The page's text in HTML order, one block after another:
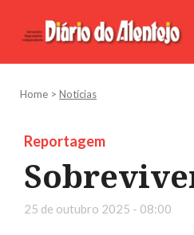
Home > Notícias
Reportagem
25 de outubro 2025 - 08:00